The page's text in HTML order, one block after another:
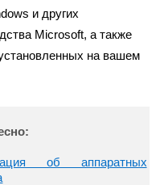
и других
Microsoft, а также
на вашем
об аппаратных